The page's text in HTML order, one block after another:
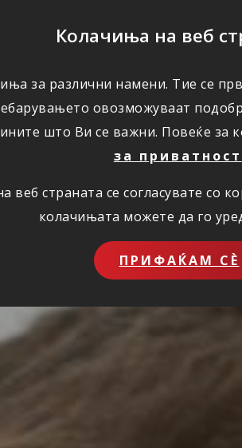
Колачиња на веб
за различни намени. Тие се
овозможуваат
што Ви се важни. Повеќе за
за приватност
страната се согласувате со
колачињата можете да го
ПРИФАЌАМ СЀ
ПОВОЛНОСТИ КОРИСНО ЗА